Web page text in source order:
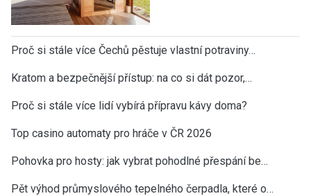
Proč si stále více Čechů pěstuje vlastní potraviny…
Kratom a bezpečnější přístup: na co si dát pozor,…
Proč si stále více lidí vybírá přípravu kávy doma?
Top casino automaty pro hráče v ČR 2026
Pohovka pro hosty: jak vybrat pohodlné přespání be…
Pět výhod průmyslového tepelného čerpadla, které o…